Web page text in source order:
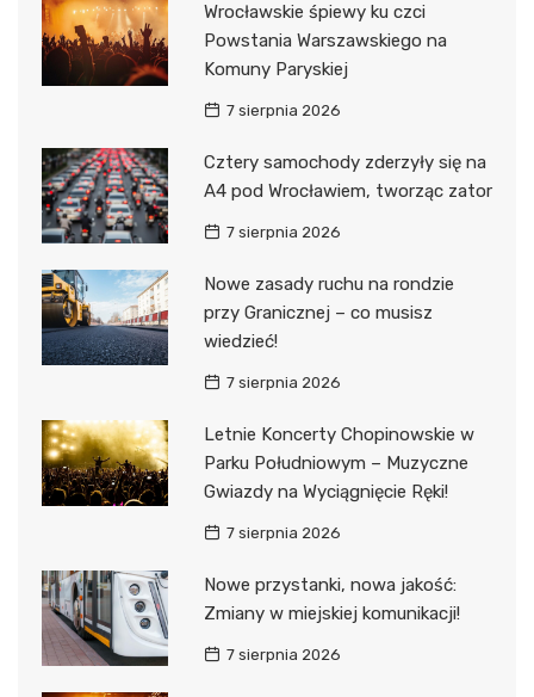
Wrocławskie śpiewy ku czci
Powstania Warszawskiego na
Komuny Paryskiej
7 sierpnia 2026
Cztery samochody zderzyły się na
A4 pod Wrocławiem, tworząc zator
7 sierpnia 2026
Nowe zasady ruchu na rondzie
przy Granicznej – co musisz
wiedzieć!
7 sierpnia 2026
Letnie Koncerty Chopinowskie w
Parku Południowym – Muzyczne
Gwiazdy na Wyciągnięcie Ręki!
7 sierpnia 2026
Nowe przystanki, nowa jakość:
Zmiany w miejskiej komunikacji!
7 sierpnia 2026